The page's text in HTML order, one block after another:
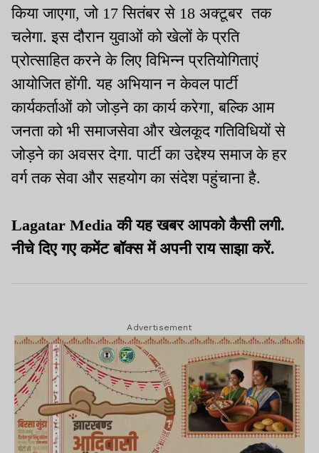
किया जाएगा, जो 17 सितंबर से 18 अक्टूबर तक
चलेगा. इस दौरान युवाओं को खेलों के प्रति
प्रोत्साहित करने के लिए विभिन्न प्रतियोगिताएं
आयोजित होंगी. यह अभियान न केवल पार्टी
कार्यकर्ताओं को जोड़ने का कार्य करेगा, बल्कि आम
जनता को भी समाजसेवा और खेलकूद गतिविधियों से
जोड़ने का अवसर देगा. पार्टी का उद्देश्य समाज के हर
वर्ग तक सेवा और सहयोग का संदेश पहुंचाना है.
Lagatar Media की यह खबर आपको कैसी लगी.
नीचे दिए गए कमेंट बॉक्स में अपनी राय साझा करें.
Advertisement